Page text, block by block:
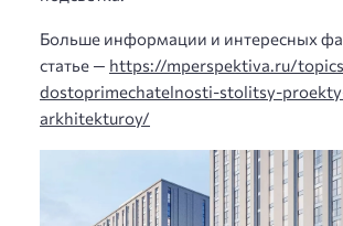
Больше информации и интересных
статье — https://mperspektiva.ru/
dostoprimechatelnosti-stolitsy-
arkhitekturoy/